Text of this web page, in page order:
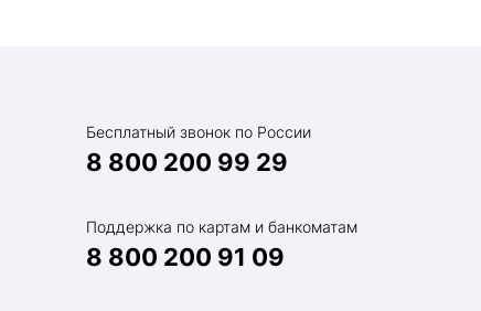
Бесплатный звонок по России
8 800 200 99 29
Поддержка по картам и банкоматам
8 800 200 91 09